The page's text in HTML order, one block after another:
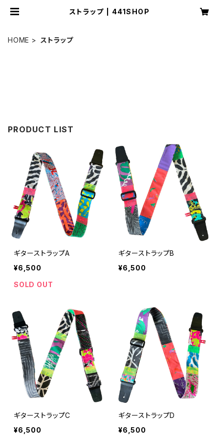
ストラップ | 441SHOP
HOME ストラップ
PRODUCT LIST
ギターストラップA
¥6,500
SOLD OUT
ギターストラップB
¥6,500
ギターストラップC
¥6,500
ギターストラップD
¥6,500